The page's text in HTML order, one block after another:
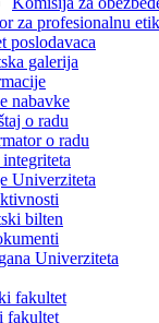
za profesionalnu
poslodavaca
galerija
nabavke
o radu
o radu
Univerziteta
bilten
Univerziteta
fakultet
fakultet